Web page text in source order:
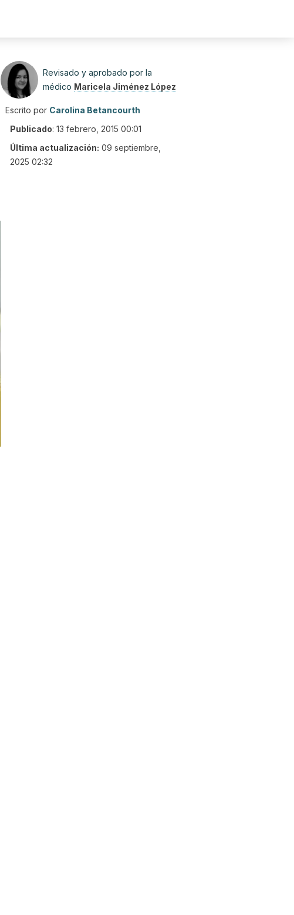
Revisado y aprobado por la
médico Maricela Jiménez López
Escrito por Carolina Betancourth
Publicado: 13 febrero, 2015 00:01
Última actualización: 09 septiembre,
2025 02:32